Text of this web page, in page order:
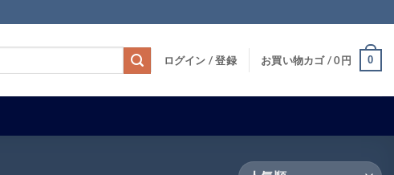
ログイン / 登録 お買い物カゴ /0円 0